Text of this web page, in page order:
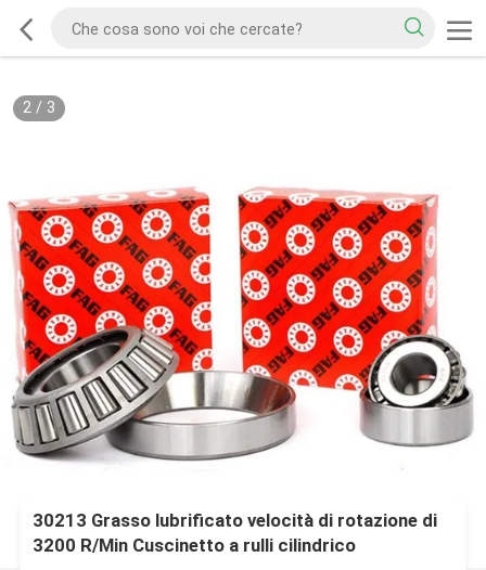
2/ 3
30213 Grasso lubrificato velocità di rotazione di
3200 R/Min Cuscinetto a rulli cilindrico